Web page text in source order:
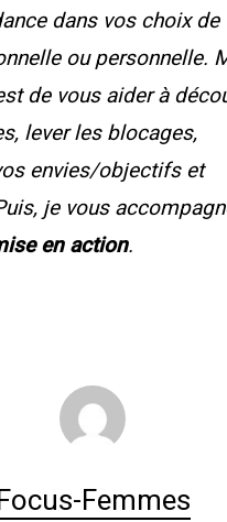
dans vos choix de
ou personnelle.
de vous aider à
lever les blocages,
envies/objectifs et
je vous
en action.
Femmes